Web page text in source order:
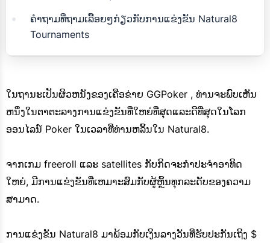
ຄຳຖາມທີ່ຖາມເລື້ອຍໆກ່ຽວກັບການແຂ່ງຂັນ Natural8
Tournaments
ໃນຖານະເປັນຜິວຫນັງຂອງເຄືອຂ່າຍ GGPoker , ທ່ານຈະພົບເຫັນ
ຫນຶ່ງໃນຕາຕະລາງການແຂ່ງຂັນທີ່ໃຫຍ່ທີ່ສຸດແລະດີທີ່ສຸດໃນໂລກ
ອອນໄລນ໌ Poker ໃນເວລາທີ່ທ່ານຫລິ້ນໃນ Natural8.
ຈາກເກມ freeroll ແລະ satellites ກັບກິດຈະກໍາປະຈໍາອາທິດ
ໃຫຍ່, ມີການແຂ່ງຂັນທີ່ເຫມາະສົມກັບຜູ້ຫຼິ້ນທຸກລະດັບຂອງຄວາມ
ສາມາດ.
ການແຂ່ງຂັນ Natural8 ມາພ້ອມກັບເງິນລາງວັນທີ່ຮັບປະກັນເຖິງ $